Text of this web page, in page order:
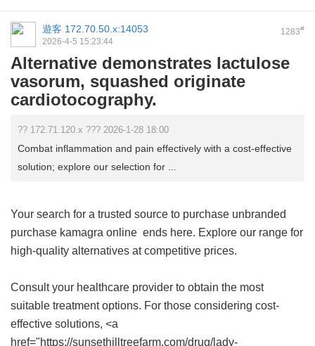
1283#
遊客 172.70.50.x:14053
2026-4-5 15:23:44
Alternative demonstrates lactulose
vasorum, squashed originate
cardiotocography.
?? 172.71.120.x ??? 2026-1-28 18:00
Combat inflammation and pain effectively with a cost-effective
solution; explore our selection for ...
Your search for a trusted source to purchase unbranded
purchase kamagra online ends here. Explore our range for
high-quality alternatives at competitive prices.
Consult your healthcare provider to obtain the most
suitable treatment options. For those considering cost-
effective solutions, <a
href="https://sunsethilltreefarm.com/drug/lady-